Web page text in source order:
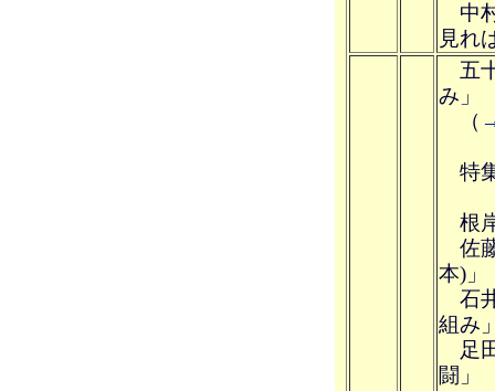
中
見れ
五
み」
（
特
根
佐
本)」
石
組み
足
闘」